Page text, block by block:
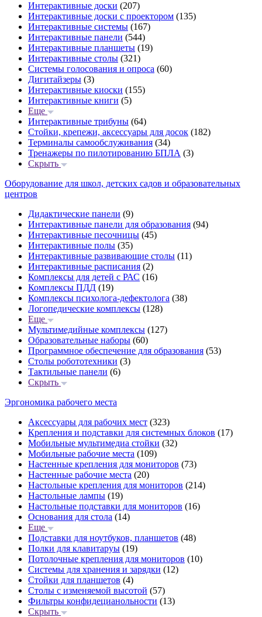
Интерактивные доски (207)
Интерактивные доски с проектором (135)
Интерактивные системы (167)
Интерактивные панели (544)
Интерактивные планшеты (19)
Интерактивные столы (321)
Системы голосования и опроса (60)
Дигитайзеры (3)
Интерактивные киоски (155)
Интерактивные книги (5)
Еще
Интерактивные трибуны (64)
Стойки, крепежи, аксессуары для досок (182)
Терминалы самообслуживания (34)
Тренажеры по пилотированию БПЛА (3)
Скрыть
Оборудование для школ, детских садов и образовательных
центров
Дидактические панели (9)
Интерактивные панели для образования (94)
Интерактивные песочницы (45)
Интерактивные полы (35)
Интерактивные развивающие столы (11)
Интерактивные расписания (2)
Комплексы для детей с РАС (16)
Комплексы ПДД (19)
Комплексы психолога-дефектолога (38)
Логопедические комплексы (128)
Еще
Мультимедийные комплексы (127)
Образовательные наборы (60)
Программное обеспечение для образования (53)
Столы робототехники (3)
Тактильные панели (6)
Скрыть
Эргономика рабочего места
Аксессуары для рабочих мест (323)
Крепления и подставки для системных блоков (17)
Мобильные мультимедиа стойки (32)
Мобильные рабочие места (109)
Настенные крепления для мониторов (73)
Настенные рабочие места (20)
Настольные крепления для мониторов (214)
Настольные лампы (19)
Настольные подставки для мониторов (16)
Основания для стола (14)
Еще
Подставки для ноутбуков, планшетов (48)
Полки для клавитаруы (19)
Потолочные крепления для мониторов (10)
Системы для хранения и зарядки (12)
Стойки для планшетов (4)
Столы с изменяемой высотой (57)
Фильтры конфидецианольности (13)
Скрыть